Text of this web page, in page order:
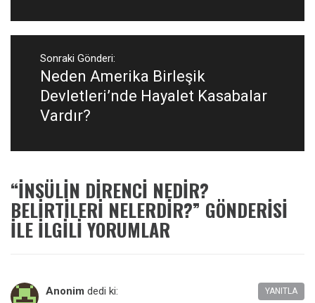
Sonraki Gönderi:
Sonraki
Gönderi:
Neden Amerika Birleşik
Devletleri’nde Hayalet Kasabalar
Vardır?
“İNSÜLIN DIRENCI NEDIR?
BELIRTILERI NELERDIR?” GÖNDERISI
ILE ILGILI YORUMLAR
Anonim dedi ki: YANITLA